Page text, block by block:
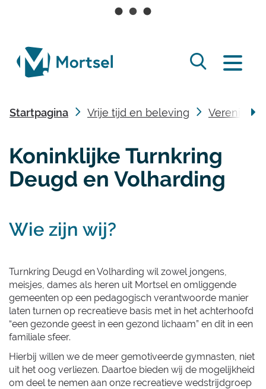
lokaal
bestuur
Mortsel
/
verbergen
Startpagina Vrije tijd en beleving
Koninklijke Turnkring
Deugd en Volharding
Wie zijn wij?
Turnkring Deugd en Volharding wil zowel jongens,
meisjes, dames als heren uit Mortsel en omliggende
gemeenten op een pedagogisch verantwoorde manier
laten turnen op recreatieve basis met in het achterhoofd
“een gezonde geest in een gezond lichaam” en dit in een
familiale sfeer.
Hierbij willen we de meer gemotiveerde gymnasten, niet
uit het oog verliezen. Daartoe bieden wij de mogelijkheid
om deel te nemen aan onze recreatieve wedstrijdgroep